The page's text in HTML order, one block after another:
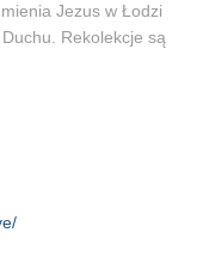
Jezus w Łodzi
Rekolekcje są